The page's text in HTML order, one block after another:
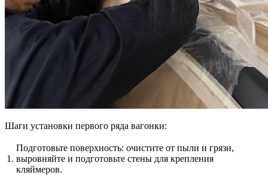
Шаги установки первого ряда вагонки:
1.
Подготовьте поверхность: очистите от пыли и грязи,
выровняйте и подготовьте стены для крепления
кляймеров.